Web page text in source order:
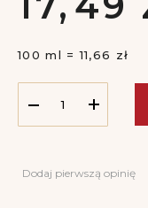
100 ml = 11,66 zł
Dodaj pierwszą opinię